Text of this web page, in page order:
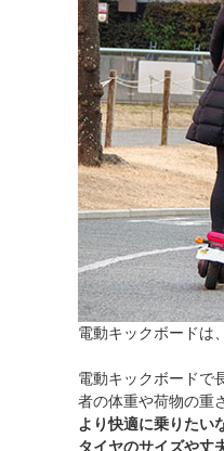
電動キックボードは
電動キックボードで
者の体重や荷物の重
より快適に乗りたい
タイヤのサイズや丈